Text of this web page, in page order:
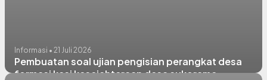
Informasi • 21 Juli 2026
Pembuatan soal ujian pengisian perangkat desa
formasi kasi kesejahteraan desa sukorame